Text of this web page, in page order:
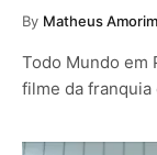
By Matheus Amorim
Todo Mundo em
filme da